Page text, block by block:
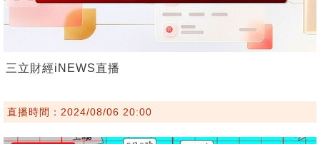
三立財經iNEWS直播
直播時間：2024/08/06 20:00